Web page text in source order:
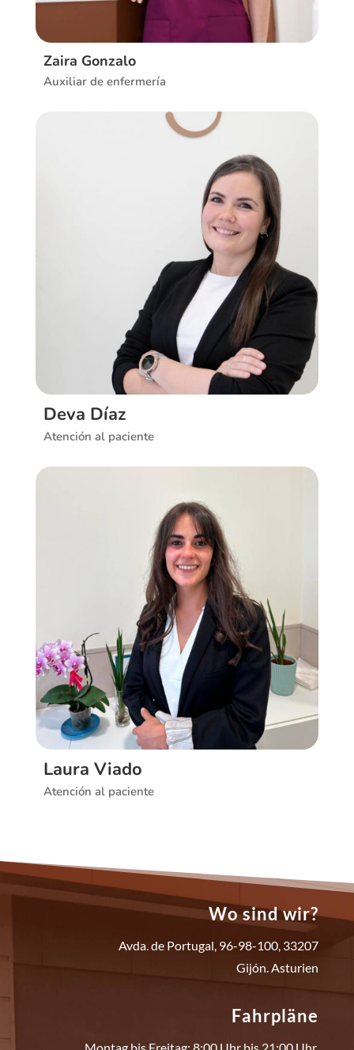
Zaira Gonzalo
Auxiliar de enfermería
Ver CV
Deva Díaz
Atención al paciente
Ver CV
Laura Viado
Atención al paciente
Wo sind wir?
Avda. de Portugal, 96-98-100, 33207
Gijón. Asturien
Fahrpläne